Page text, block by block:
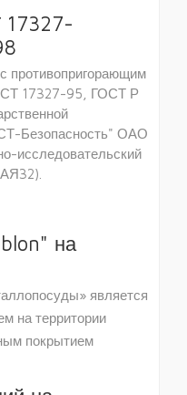
17327-
противопригорающим
17327-95, ГОСТ Р
Безопасность" ОАО
исследовательский
на
является
на территории
покрытием